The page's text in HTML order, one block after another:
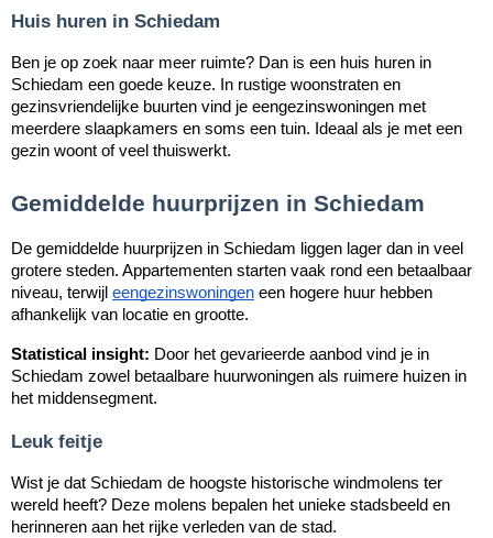
Huis huren in Schiedam
Ben je op zoek naar meer ruimte? Dan is een huis huren in
Schiedam een goede keuze. In rustige woonstraten en
gezinsvriendelijke buurten vind je eengezinswoningen met
meerdere slaapkamers en soms een tuin. Ideaal als je met een
gezin woont of veel thuiswerkt.
Gemiddelde huurprijzen in Schiedam
De gemiddelde huurprijzen in Schiedam liggen lager dan in veel
grotere steden. Appartementen starten vaak rond een betaalbaar
niveau, terwijl eengezinswoningen een hogere huur hebben
afhankelijk van locatie en grootte.
Statistical insight: Door het gevarieerde aanbod vind je in
Schiedam zowel betaalbare huurwoningen als ruimere huizen in
het middensegment.
Leuk feitje
Wist je dat Schiedam de hoogste historische windmolens ter
wereld heeft? Deze molens bepalen het unieke stadsbeeld en
herinneren aan het rijke verleden van de stad.